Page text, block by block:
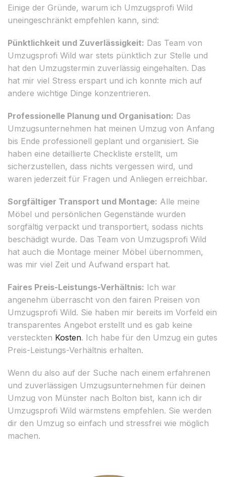
Einige der Gründe, warum ich Umzugsprofi Wild
uneingeschränkt empfehlen kann, sind:
Pünktlichkeit und Zuverlässigkeit: Das Team von
Umzugsprofi Wild war stets pünktlich zur Stelle und
hat den Umzugstermin zuverlässig eingehalten. Das
hat mir viel Stress erspart und ich konnte mich auf
andere wichtige Dinge konzentrieren.
Professionelle Planung und Organisation: Das
Umzugsunternehmen hat meinen Umzug von Anfang
bis Ende professionell geplant und organisiert. Sie
haben eine detaillierte Checkliste erstellt, um
sicherzustellen, dass nichts vergessen wird, und
waren jederzeit für Fragen und Anliegen erreichbar.
Sorgfältiger Transport und Montage: Alle meine
Möbel und persönlichen Gegenstände wurden
sorgfältig verpackt und transportiert, sodass nichts
beschädigt wurde. Das Team von Umzugsprofi Wild
hat auch die Montage meiner Möbel übernommen,
was mir viel Zeit und Aufwand erspart hat.
Faires Preis-Leistungs-Verhältnis: Ich war
angenehm überrascht von den fairen Preisen von
Umzugsprofi Wild. Sie haben mir bereits im Vorfeld ein
transparentes Angebot erstellt und es gab keine
versteckten Kosten. Ich habe für den Umzug ein gutes
Preis-Leistungs-Verhältnis erhalten.
Wenn du also auf der Suche nach einem erfahrenen
und zuverlässigen Umzugsunternehmen für deinen
Umzug von Münster nach Bolton bist, kann ich dir
Umzugsprofi Wild wärmstens empfehlen. Sie werden
dir den Umzug so einfach und stressfrei wie möglich
machen.